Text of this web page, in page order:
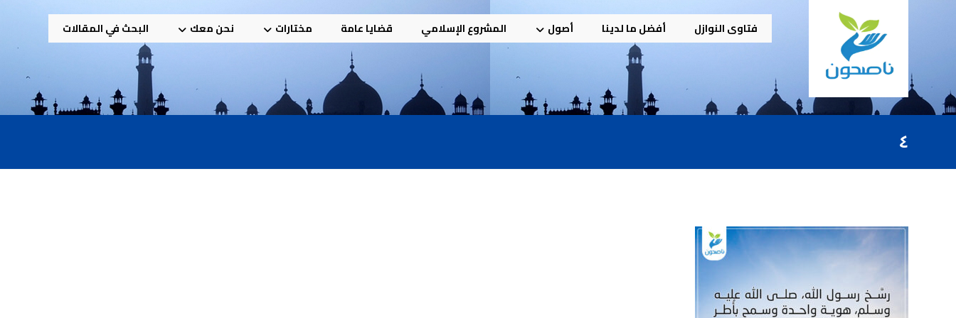
فتاوى النوازل أفضل ما لدينا أصول المشروع الإسلامي قضايا عامة مختارات نحن معك البحث في المقالات
٤